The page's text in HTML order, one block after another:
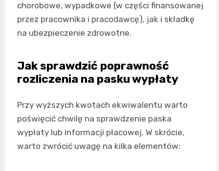
chorobowe, wypadkowe (w części finansowanej
przez pracownika i pracodawcę), jak i składkę
na ubezpieczenie zdrowotne.
Jak sprawdzić poprawność
rozliczenia na pasku wypłaty
Przy wyższych kwotach ekwiwalentu warto
poświęcić chwilę na sprawdzenie paska
wypłaty lub informacji płacowej. W skrócie,
warto zwrócić uwagę na kilka elementów: